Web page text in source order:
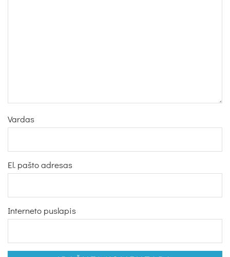
Vardas
El. pašto adresas
Interneto puslapis